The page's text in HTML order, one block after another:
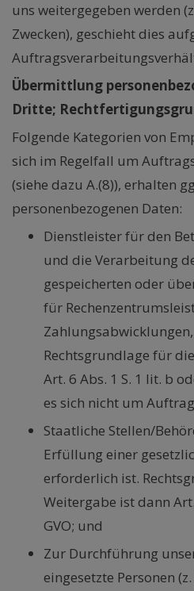
uns weitergegeben werden
Zwecken), geschieht dies
Übermittlung
Dritte;
Folgende Kategorien von
sich im Regelfall um
(siehe dazu A.(8)), erhalten
personenbezogenen Daten:
Dienstleister für den
und die Verarbeitung
gespeicherten oder
für
Rechtsgrundlage für
Art. 6 Abs. 1 S. 1 lit. b
es sich nicht um
Staatliche Stellen/
Erfüllung einer
erforderlich ist.
Weitergabe ist dann
GVO; und
Zur Durchführung
eingesetzte Personen